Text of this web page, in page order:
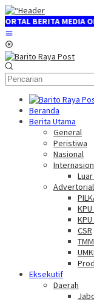
Loncat
ke
konten
MEDIA ONLINE ┃
Beranda
Berita Utama
General
Peristiwa
Nasional
Advertorial
CSR
Eksekutif
Daerah